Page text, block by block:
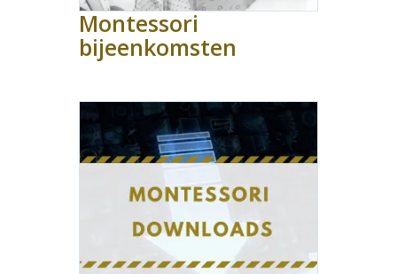
Montessori
bijeenkomsten